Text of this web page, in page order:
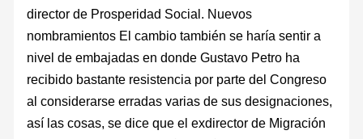
director de Prosperidad Social. Nuevos
nombramientos El cambio también se haría sentir a
nivel de embajadas en donde Gustavo Petro ha
recibido bastante resistencia por parte del Congreso
al considerarse erradas varias de sus designaciones,
así las cosas, se dice que el exdirector de Migración